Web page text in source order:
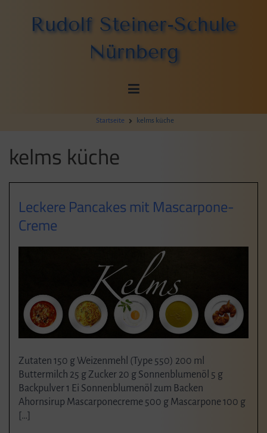
springenRudolf Steiner-Schule
Nürnberg
Startseite kelms küche
kelms küche
Leckere Pancakes mit Mascarpone-
Creme
Zutaten 150 g Weizenmehl (Type 550) 200 ml
Buttermilch 25 g Zucker 20 g Sonnenblumenöl 5 g
Backpulver 1 Ei Sonnenblumenöl zum Backen
Ahornsirup Mascarponecreme 500 g Mascarpone 100 g
[…]